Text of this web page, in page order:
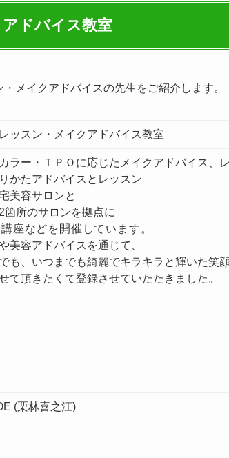
ドバイス教室
メイクアドバイスの先生をご紹介します。
ッスン・メイクアドバイス教室
ラー・ＴＰＯに応じたメイクアドバイス、
かたアドバイスとレッスン
美容サロンと
箇所のサロンを拠点に
座などを開催しています。
美容アドバイスを通じて、
も、いつまでも綺麗でキラキラと輝いた笑
て頂きたくて登録させていたたきました。
(栗林喜之江)